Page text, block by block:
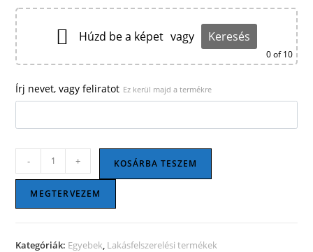
Húzd be a képet vagy Keresés
0of 10
Írj nevet, vagy feliratot Ez kerül majd a termékre
Fotótégla
-
Ezüst
hópelyhek
- + KOSÁRBA TESZEM
MEGTERVEZEM
Kategóriák: Egyebek, Lakásfelszerelési termékek